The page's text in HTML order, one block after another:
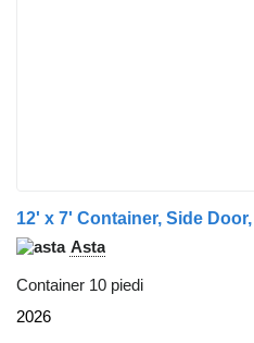
Asta
Container 10 piedi
2026